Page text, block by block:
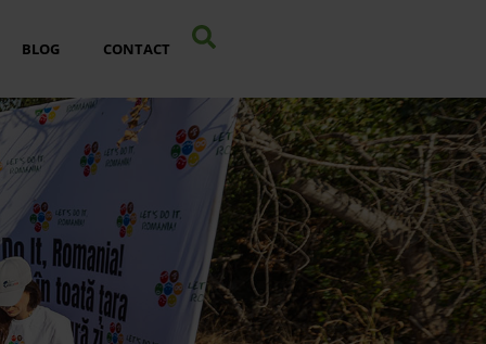
BLOG CONTACT